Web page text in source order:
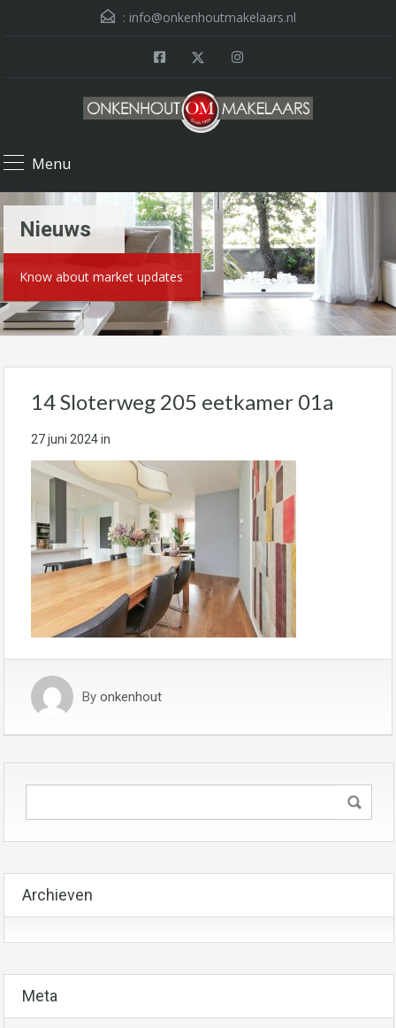
: info@onkenhoutmakelaars.nl
Menu
Nieuws
Know about market updates
14 Sloterweg 205 eetkamer 01a
27 juni 2024in
By onkenhout
Archieven
Meta